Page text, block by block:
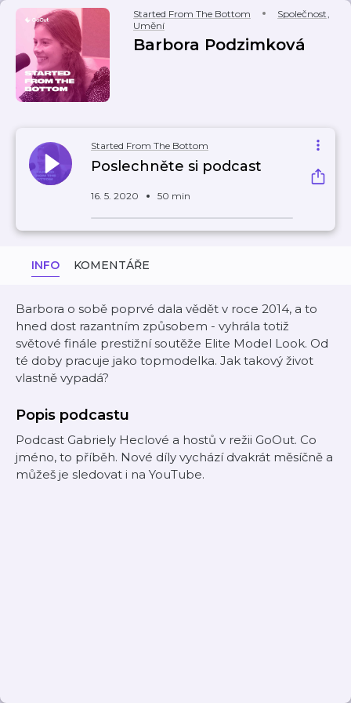
Started From The Bottom Společnost,
Umění
Barbora Podzimková
Started From The Bottom
Poslechněte si podcast
16. 5. 2020 50 min
INFO KOMENTÁŘE
Barbora o sobě poprvé dala vědět v roce 2014, a to
hned dost razantním způsobem - vyhrála totiž
světové finále prestižní soutěže Elite Model Look. Od
té doby pracuje jako topmodelka. Jak takový život
vlastně vypadá?
Popis podcastu
Podcast Gabriely Heclové a hostů v režii GoOut. Co
jméno, to příběh. Nové díly vychází dvakrát měsíčně a
můžeš je sledovat i na YouTube.